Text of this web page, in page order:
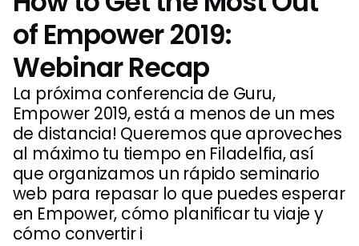
of Empower 2019:
Webinar Recap
La próxima conferencia de Guru,
Empower 2019, está a menos de un mes
de distancia! Queremos que aproveches
al máximo tu tiempo en Filadelfia, así
que organizamos un rápido seminario
web para repasar lo que puedes esperar
en Empower, cómo planificar tu viaje y
cómo convertir i